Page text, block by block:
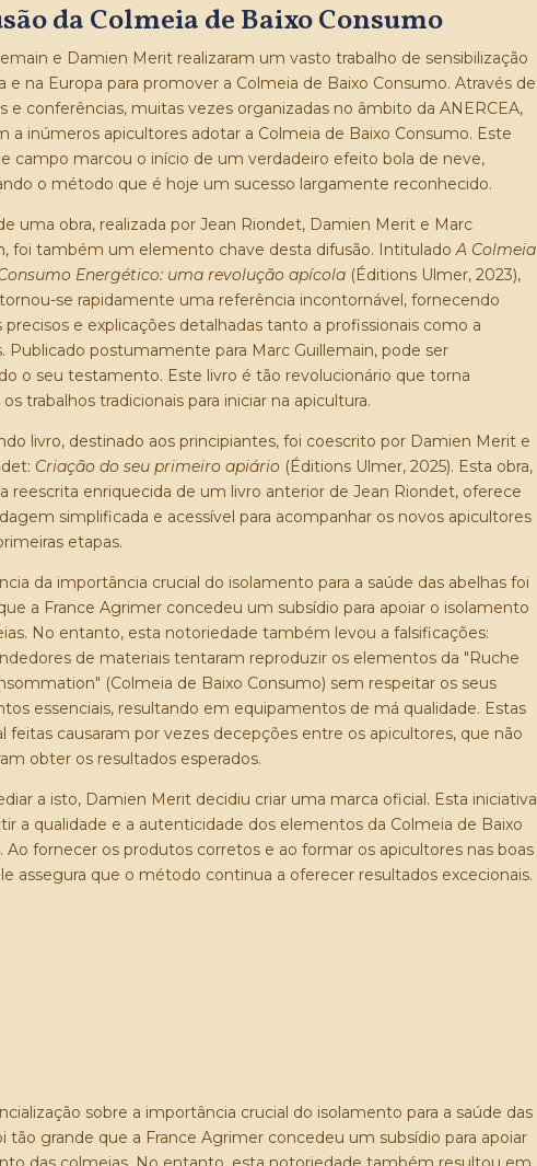
da Colmeia de Baixo Consumo
e Damien Merit realizaram um vasto trabalho de sensibilização
e na Europa para promover a Colmeia de Baixo Consumo. Através de
e conferências, muitas vezes organizadas no âmbito da ANERCEA,
a inúmeros apicultores adotar a Colmeia de Baixo Consumo. Este
campo marcou o início de um verdadeiro efeito bola de neve,
o método que é hoje um sucesso largamente reconhecido.
uma obra, realizada por Jean Riondet, Damien Merit e Marc
foi também um elemento chave desta difusão. IntituladoA Colmeia
Energético: uma revolução apícola (Éditions Ulmer, 2023),
se rapidamente uma referência incontornável, fornecendo
precisos e explicações detalhadas tanto a profissionais como a
Publicado postumamente para Marc Guillemain, pode ser
o seu testamento. Este livro é tão revolucionário que torna
trabalhos tradicionais para iniciar na apicultura.
livro, destinado aos principiantes, foi coescrito por Damien Merit e
Criação do seu primeiro apiário (Éditions Ulmer, 2025). Esta obra,
reescrita enriquecida de um livro anterior de Jean Riondet, oferece
simplificada e acessível para acompanhar os novos apicultores
etapas.
da importância crucial do isolamento para a saúde das abelhas foi
a France Agrimer concedeu um subsídio para apoiar o isolamento
No entanto, esta notoriedade também levou a falsificações:
de materiais tentaram reproduzir os elementos da "Ruche
(Colmeia de Baixo Consumo) sem respeitar os seus
essenciais, resultando em equipamentos de má qualidade. Estas
feitas causaram por vezes decepções entre os apicultores, que não
obter os resultados esperados.
a isto, Damien Merit decidiu criar uma marca oficial. Esta iniciativa
a qualidade e a autenticidade dos elementos da Colmeia de Baixo
Ao fornecer os produtos corretos e ao formar os apicultores nas boas
assegura que o método continua a oferecer resultados excecionais.
sobre a importância crucial do isolamento para a saúde das
tão grande que a France Agrimer concedeu um subsídio para apoiar